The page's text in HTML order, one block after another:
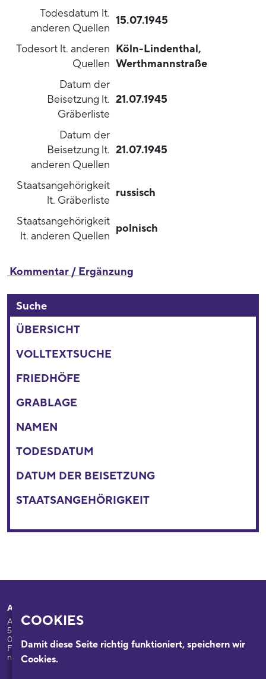
COOKIES
Damit diese Seite richtig funktioniert, speichern wir
Cookies.
Todesdatum lt.
anderen Quellen
15.07.1945
Todesort lt. anderen
Quellen
Köln-Lindenthal,
Werthmannstraße
Datum der
Beisetzung lt.
Gräberliste
21.07.1945
Datum der
Beisetzung lt.
anderen Quellen
21.07.1945
Staatsangehörigkeit
lt. Gräberliste
russisch
Staatsangehörigkeit
lt. anderen Quellen
polnisch
Kommentar / Ergänzung
Suche
ÜBERSICHT
VOLLTEXTSUCHE
FRIEDHÖFE
GRABLAGE
NAMEN
TODESDATUM
DATUM DER BEISETZUNG
STAATSANGEHÖRIGKEIT
Adresse
Appellhofplatz 23-25
50667 Köln
0221/221-26332
Führungen: 0221/2212-6331
nsdok@stadt-koeln.de
Programm